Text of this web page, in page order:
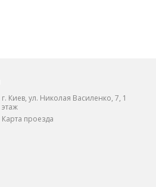
г. Киев, ул. Николая Василенко, 7, 1
этаж
Карта проезда